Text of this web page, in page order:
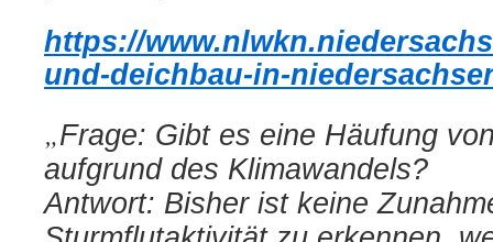
https://
und-deichbau-in-
„Frage: Gibt es eine Häufung
aufgrund des Klimawandels?
Antwort: Bisher ist keine